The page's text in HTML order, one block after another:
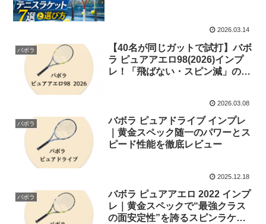
2026.03.14
バボラ
【40名が同じガットで試打】バボ
ラ ピュアアエロ98(2026)インプ
レ！「飛ばない・スピン減」の評
2026.03.08
バボラ
バボラ ピュアドライブ インプレ
｜黄金スペック随一のパワーとス
ピード性能を徹底レビュー
2025.12.18
バボラ
バボラ ピュアアエロ 2022 インプ
レ｜黄金スペックで“最強クラス
の面安定性”を誇るスピンラケッ